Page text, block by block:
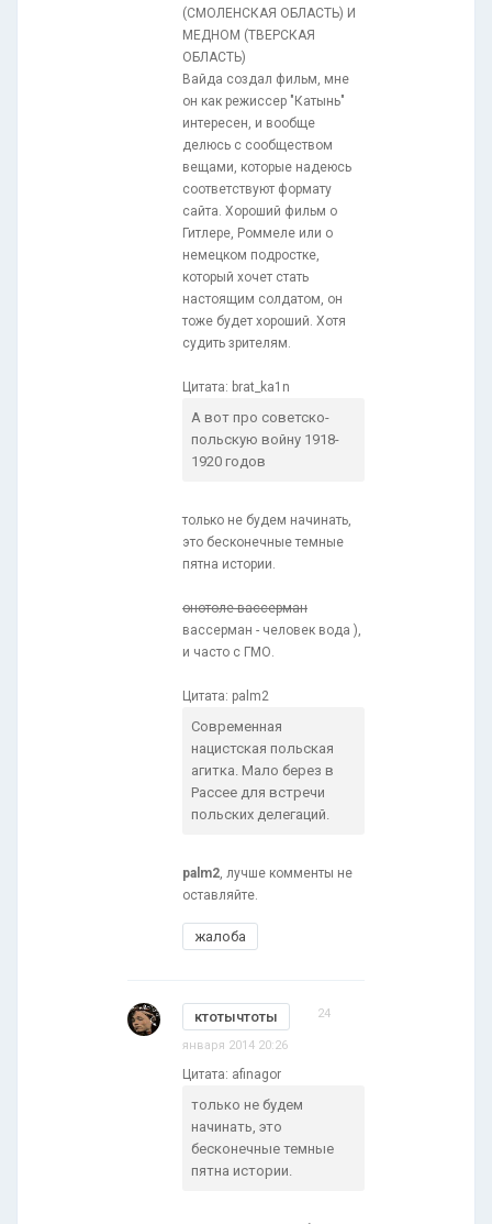
(СМОЛЕНСКАЯ ОБЛАСТЬ) И
МЕДНОМ (ТВЕРСКАЯ
ОБЛАСТЬ)
Вайда создал фильм, мне
он как режиссер "Катынь"
интересен, и вообще
делюсь с сообществом
вещами, которые надеюсь
соответствуют формату
сайта. Хороший фильм о
Гитлере, Роммеле или о
немецком подростке,
который хочет стать
настоящим солдатом, он
тоже будет хороший. Хотя
судить зрителям.
Цитата: brat_ka1n
А вот про советско-
польскую войну 1918-
1920 годов
только не будем начинать,
это бесконечные темные
пятна истории.
онотоле вассерман
вассерман - человек вода ),
и часто с ГМО.
Цитата: palm2
Современная
нацистская польская
агитка. Мало берез в
Рассее для встречи
польских делегаций.
palm2, лучше комменты не
оставляйте.
жалоба
ктотычтоты 24
января 2014 20:26
Цитата: afinagor
только не будем
начинать, это
бесконечные темные
пятна истории.